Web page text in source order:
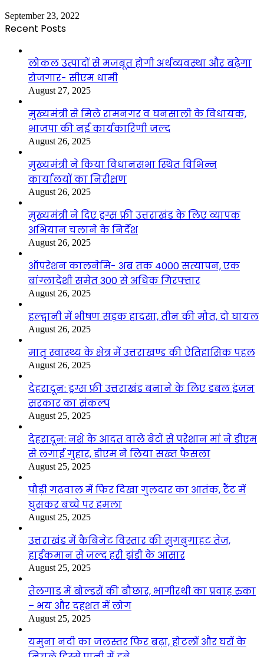
September 23, 2022
Recent Posts
लोकल उत्पादों से मजबूत होगी अर्थव्यवस्था और बढ़ेगा
रोजगार- सीएम धामी
August 27, 2025
मुख्यमंत्री से मिले रामनगर व घनसाली के विधायक,
भाजपा की नई कार्यकारिणी जल्द
August 26, 2025
मुख्यमंत्री ने किया विधानसभा स्थित विभिन्न
कार्यालयों का निरीक्षण
August 26, 2025
मुख्यमंत्री ने दिए ड्रग्स फ्री उत्तराखंड के लिए व्यापक
अभियान चलाने के निर्देश
August 26, 2025
ऑपरेशन कालनेमि- अब तक 4000 सत्यापन, एक
बांग्लादेशी समेत 300 से अधिक गिरफ्तार
August 26, 2025
हल्द्वानी में भीषण सड़क हादसा, तीन की मौत, दो घायल
August 26, 2025
मातृ स्वास्थ्य के क्षेत्र में उत्तराखण्ड की ऐतिहासिक पहल
August 26, 2025
देहरादून: ड्रग्स फ्री उत्तराखंड बनाने के लिए डबल इंजन
सरकार का संकल्प
August 25, 2025
देहरादून: नशे के आदत वाले बेटों से परेशान मां ने डीएम
से लगाई गुहार, डीएम ने लिया सख्त फैसला
August 25, 2025
पौड़ी गढ़वाल में फिर दिखा गुलदार का आतंक, टैंट में
घुसकर बच्चे पर हमला
August 25, 2025
उत्तराखंड में कैबिनेट विस्तार की सुगबुगाहट तेज,
हाईकमान से जल्द हरी झंडी के आसार
August 25, 2025
तेलगाड में बोल्डरों की बौछार, भागीरथी का प्रवाह रुका
– भय और दहशत में लोग
August 25, 2025
यमुना नदी का जलस्तर फिर बढ़ा, होटलों और घरों के